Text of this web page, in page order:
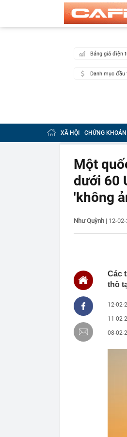
Bảng giá điện
Danh mục đầu
XÃ HỘI CHỨNG KHOÁN
Một
dưới 60
'không
Như Quỳnh | 12-
Các
thô
12-02-
11-02-
08-02-